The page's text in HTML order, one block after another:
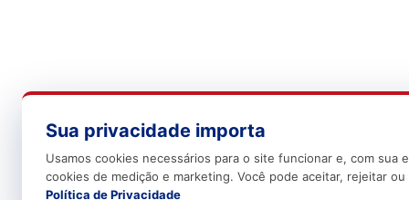
Sua privacidade importa
Usamos cookies necessários para o site funcionar e, com sua
cookies de medição e marketing. Você pode aceitar, rejeitar ou
Política de Privacidade